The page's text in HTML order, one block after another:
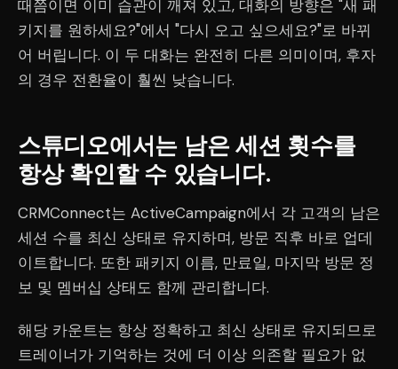
때쯤이면 이미 습관이 깨져 있고, 대화의 방향은 "새 패
키지를 원하세요?"에서 "다시 오고 싶으세요?"로 바뀌
어 버립니다. 이 두 대화는 완전히 다른 의미이며, 후자
의 경우 전환율이 훨씬 낮습니다.
스튜디오에서는 남은 세션 횟수를
항상 확인할 수 있습니다.
CRMConnect는 ActiveCampaign에서 각 고객의 남은
세션 수를 최신 상태로 유지하며, 방문 직후 바로 업데
이트합니다. 또한 패키지 이름, 만료일, 마지막 방문 정
보 및 멤버십 상태도 함께 관리합니다.
해당 카운트는 항상 정확하고 최신 상태로 유지되므로
트레이너가 기억하는 것에 더 이상 의존할 필요가 없